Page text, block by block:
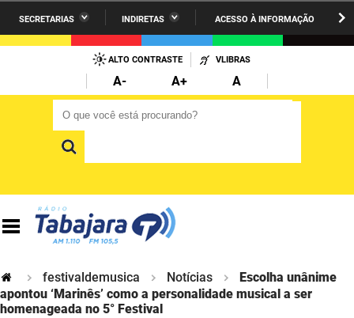
PARA
CONTEÚDO
SECRETARIAS INDIRETAS ACESSO À INFORMAÇÃO
Administração Penitenciária
Agricultura Familiar e Desenvolvimento do Semiárido
Casa Civil do Governador
Ciência, Tecnologia, Inovação e Ensino Superior
Comunicação Institucional
Controladoria Geral do Estado
Cultura
ARPB
Codata
Companhia Docas
ALTO CONTRASTE VLIBRAS
A- A+
A
O que você está procurando?
festivaldemusica Notícias
Escolha unânime
apontou ‘Marinês’ como a personalidade musical a ser
homenageada no 5° Festival